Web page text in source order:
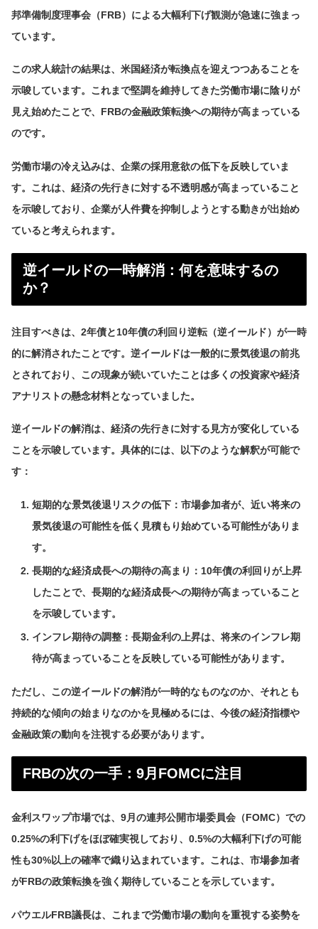
邦準備制度理事会（FRB）による大幅利下げ観測が急速に強まっ
ています。
この求人統計の結果は、米国経済が転換点を迎えつつあることを
示唆しています。これまで堅調を維持してきた労働市場に陰りが
見え始めたことで、FRBの金融政策転換への期待が高まっている
のです。
労働市場の冷え込みは、企業の採用意欲の低下を反映していま
す。これは、経済の先行きに対する不透明感が高まっていること
を示唆しており、企業が人件費を抑制しようとする動きが出始め
ていると考えられます。
逆イールドの一時解消：何を意味するの
か？
注目すべきは、2年債と10年債の利回り逆転（逆イールド）が一時
的に解消されたことです。逆イールドは一般的に景気後退の前兆
とされており、この現象が続いていたことは多くの投資家や経済
アナリストの懸念材料となっていました。
逆イールドの解消は、経済の先行きに対する見方が変化している
ことを示唆しています。具体的には、以下のような解釈が可能で
す：
短期的な景気後退リスクの低下：市場参加者が、近い将来の
景気後退の可能性を低く見積もり始めている可能性がありま
す。
長期的な経済成長への期待の高まり：10年債の利回りが上昇
したことで、長期的な経済成長への期待が高まっていること
を示唆しています。
インフレ期待の調整：長期金利の上昇は、将来のインフレ期
待が高まっていることを反映している可能性があります。
ただし、この逆イールドの解消が一時的なものなのか、それとも
持続的な傾向の始まりなのかを見極めるには、今後の経済指標や
金融政策の動向を注視する必要があります。
FRBの次の一手：9月FOMCに注目
金利スワップ市場では、9月の連邦公開市場委員会（FOMC）での
0.25%の利下げをほぼ確実視しており、0.5%の大幅利下げの可能
性も30%以上の確率で織り込まれています。これは、市場参加者
がFRBの政策転換を強く期待していることを示しています。
パウエルFRB議長は、これまで労働市場の動向を重視する姿勢を